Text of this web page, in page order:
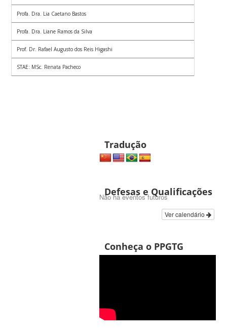
Profa. Dra. Lia Caetano Bastos
Profa. Dra. Liane Ramos da Silva
Prof. Dr. Rafael Augusto dos Reis Higashi
STAE: MSc. Renata Pacheco
Tradução
Defesas e Qualificações
Não há eventos futuros
Ver calendário
Conheça o PPGTG